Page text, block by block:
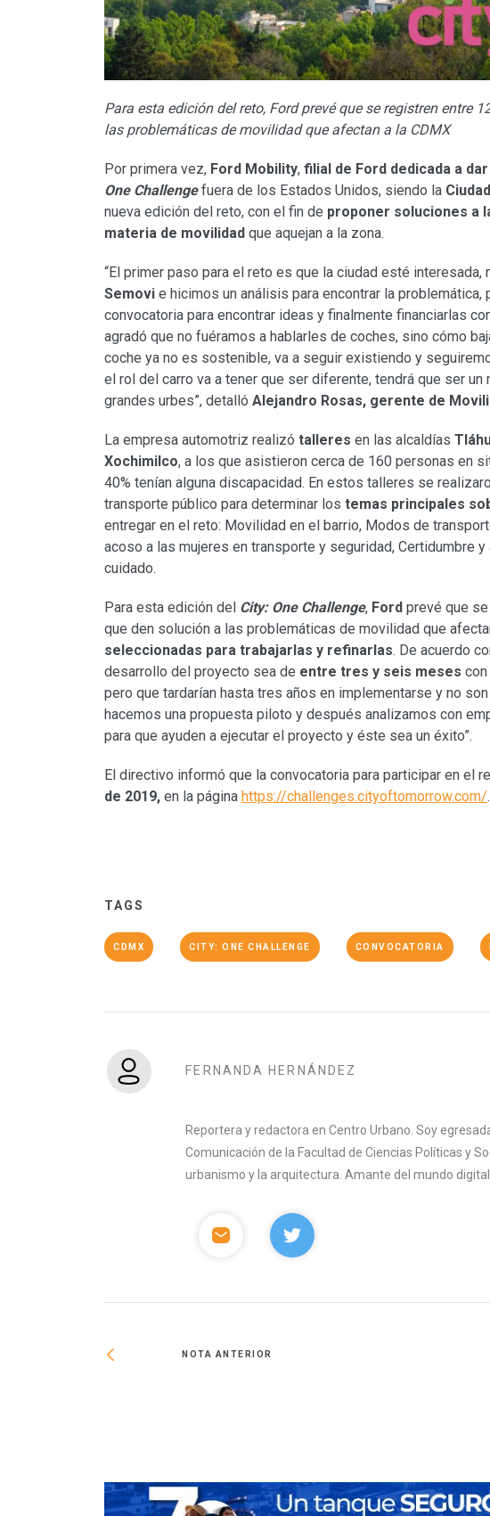
Para esta edición del reto, Ford prevé que se registren entre
las problemáticas de movilidad que afectan a la CDMX
Por primera vez, Ford Mobility, filial de Ford dedicada a
One Challengefuera de los Estados Unidos, siendo la
nueva edición del reto, con el fin de proponer soluciones a
materia de movilidad que aquejan a la zona.
“El primer paso para el reto es que la ciudad esté
Semovi e hicimos un análisis para encontrar la problemática,
convocatoria para encontrar ideas y finalmente financiarlas
agradó que no fuéramos a hablarles de coches, sino cómo
coche ya no es sostenible, va a seguir existiendo y
el rol del carro va a tener que ser diferente, tendrá que ser
grandes urbes”, detalló Alejandro Rosas, gerente de
La empresa automotriz realizó talleres en las alcaldías
Xochimilco, a los que asistieron cerca de 160 personas en
40% tenían alguna discapacidad. En estos talleres se
transporte público para determinar los temas principales
entregar en el reto: Movilidad en el barrio, Modos de
acoso a las mujeres en transporte y seguridad, Certidumbre
cuidado.
Para esta edición del City: One Challenge, Ford prevé que
que den solución a las problemáticas de movilidad que
seleccionadas para trabajarlas y refinarlas. De acuerdo
desarrollo del proyecto sea de entre tres y seis meses
pero que tardarían hasta tres años en implementarse y no
hacemos una propuesta piloto y después analizamos con
para que ayuden a ejecutar el proyecto y éste sea un éxito”.
El directivo informó que la convocatoria para participar en el
de 2019, en la página https://challenges.cityoftomorrow.com/.
TAGS
CDMX CITY: ONE CHALLENGE CONVOCATORIA
FERNANDA HERNÁNDEZ
Reportera y redactora en Centro Urbano. Soy
Comunicación de la Facultad de Ciencias Políticas y
urbanismo y la arquitectura. Amante del mundo
NOTA ANTERIOR